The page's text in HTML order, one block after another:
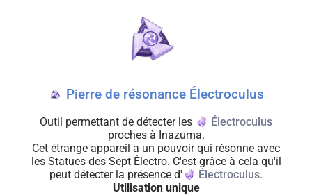
Pierre de résonance Électroculus
Outil permettant de détecter les
Électroculus
proches à Inazuma.
Cet étrange appareil a un pouvoir qui résonne avec
les Statues des Sept Électro. C'est grâce à cela qu'il
peut détecter la présence d'
Électroculus.
Utilisation unique